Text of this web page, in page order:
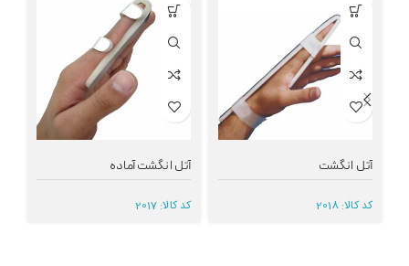
آتل انگشت
کد کالا: 2018
آتل انگشت آماده
کد کالا: 2017